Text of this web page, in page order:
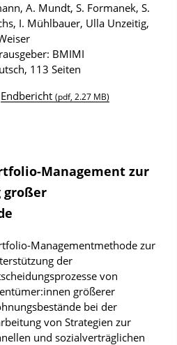
A. Mundt, S. Formanek, S.
I. Mühlbauer, Ulla Unzeitig,
BMIMI
113 Seiten
Endbericht (pdf, 2.27 MB)
Management zur
großer
Managementmethode zur
der
von
größerer
bei der
von Strategien zur
und sozialverträglichen